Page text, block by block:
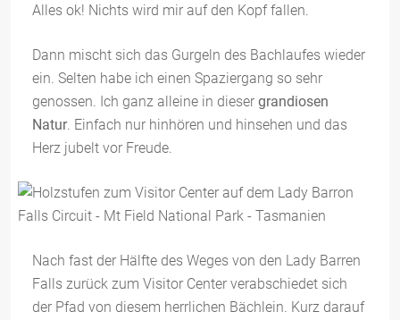
Alles ok! Nichts wird mir auf den Kopf fallen.
Dann mischt sich das Gurgeln des Bachlaufes wieder
ein. Selten habe ich einen Spaziergang so sehr
genossen. Ich ganz alleine in dieser grandiosen
Natur. Einfach nur hinhören und hinsehen und das
Herz jubelt vor Freude.
Nach fast der Hälfte des Weges von den Lady Barren
Falls zurück zum Visitor Center verabschiedet sich
der Pfad von diesem herrlichen Bächlein. Kurz darauf